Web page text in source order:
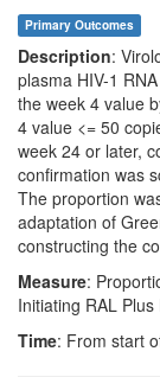
Primary Outcomes
Description:
plasma HIV-1
the week 4 value
4 value <= 50
week 24 or later,
confirmation was
The proportion
adaptation of
constructing the
Measure:
Initiating RAL
Time: From start